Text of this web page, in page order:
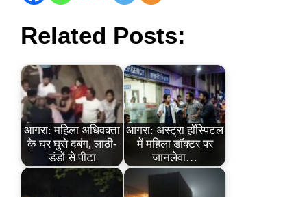
Related Posts:
आगरा: महिला अधिवक्ता
के घर घुसे दबंग, लाठी-
डंडों से पीटा
आगरा: अस्ट्रा हॉस्पिटल
में महिला डॉक्टर पर
जानलेवा…